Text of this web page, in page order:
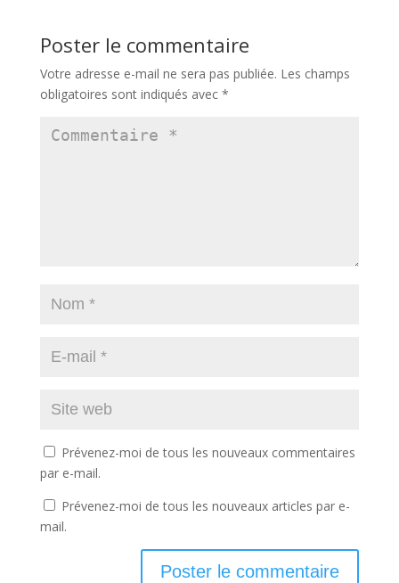
Poster le commentaire
Votre adresse e-mail ne sera pas publiée. Les champs
obligatoires sont indiqués avec *
Prévenez-moi de tous les nouveaux commentaires
par e-mail.
Prévenez-moi de tous les nouveaux articles par e-
mail.